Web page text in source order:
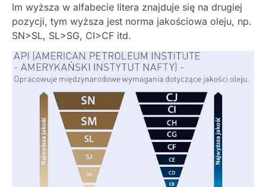
Im wyższa w alfabecie litera znajduje się na drugiej
pozycji, tym wyższa jest norma jakościowa oleju, np.
SN>SL, SL>SG, CI>CF itd.